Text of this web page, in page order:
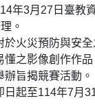
年3月27日臺教
。
火災預防與安全
懂之影像創作作
辦旨揭競賽活動。
起至114年7月